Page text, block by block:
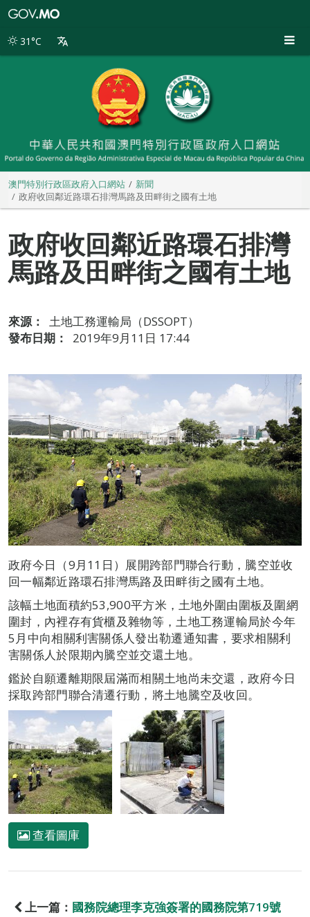
別
31°C
澳門特別行政區政府入口網站
新聞
政府收回鄰近路環石排灣馬路及田畔街之國有土地
政府收回鄰近路環石排灣
馬路及田畔街之國有土地
來源：
土地工務運輸局（DSSOPT）
發布日期：
2019年9月11日 17:44
政府今日（9月11日）展開跨部門聯合行動，騰空並收
回一幅鄰近路環石排灣馬路及田畔街之國有土地。
該幅土地面積約53,900平方米，土地外圍由圍板及圍網
圍封，內裡存有貨櫃及雜物等，土地工務運輸局於今年
5月中向相關利害關係人發出勒遷通知書，要求相關利
害關係人於限期內騰空並交還土地。
鑑於自願遷離期限屆滿而相關土地尚未交還，政府今日
採取跨部門聯合清遷行動，將土地騰空及收回。
查看圖庫
上一篇： 國務院總理李克強簽署的國務院第719號